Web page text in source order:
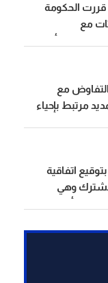
الحكومة
مع
ذات
مع
مرتبط بإحياء
جديد
اتفاقية
وهي